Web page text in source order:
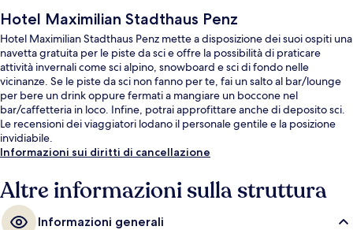
Hotel Maximilian Stadthaus Penz
Hotel Maximilian Stadthaus Penz mette a disposizione dei suoi ospiti una
navetta gratuita per le piste da sci e offre la possibilità di praticare
attività invernali come sci alpino, snowboard e sci di fondo nelle
vicinanze. Se le piste da sci non fanno per te, fai un salto al bar/lounge
per bere un drink oppure fermati a mangiare un boccone nel
bar/caffetteria in loco. Infine, potrai approfittare anche di deposito sci.
Le recensioni dei viaggiatori lodano il personale gentile e la posizione
invidiabile.
Informazioni sui diritti di cancellazione
Altre informazioni sulla struttura
Informazioni generali